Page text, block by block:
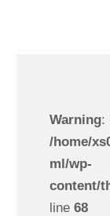
Warning:
/home/
ml/wp-
content/
line 68